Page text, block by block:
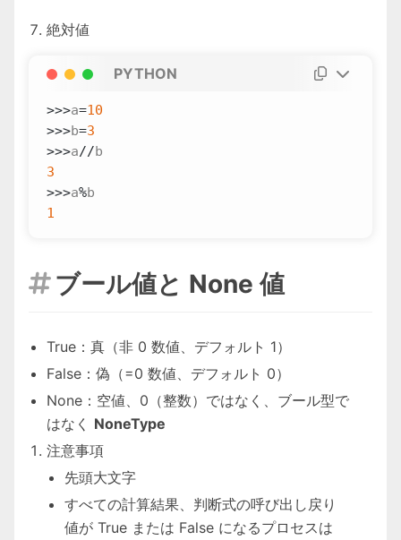
絶対値
PYTHON
>>>a=10
>>>b=3
>>>a//b
3
>>>a%b
1
 ブール値と None 値
True：真（非 0 数値、デフォルト 1）
False：偽（=0 数値、デフォルト 0）
None：空値、0（整数）ではなく、ブール型で
はなく NoneType
注意事項
先頭大文字
すべての計算結果、判断式の呼び出し戻り
値が True または False になるプロセスは